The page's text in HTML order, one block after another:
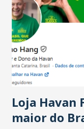
Ainda segundo a
bares e restaurantes
registraram equilíbrio
estabelecimentos no
do observado no
novembro. Em
Loja Havan
maior do